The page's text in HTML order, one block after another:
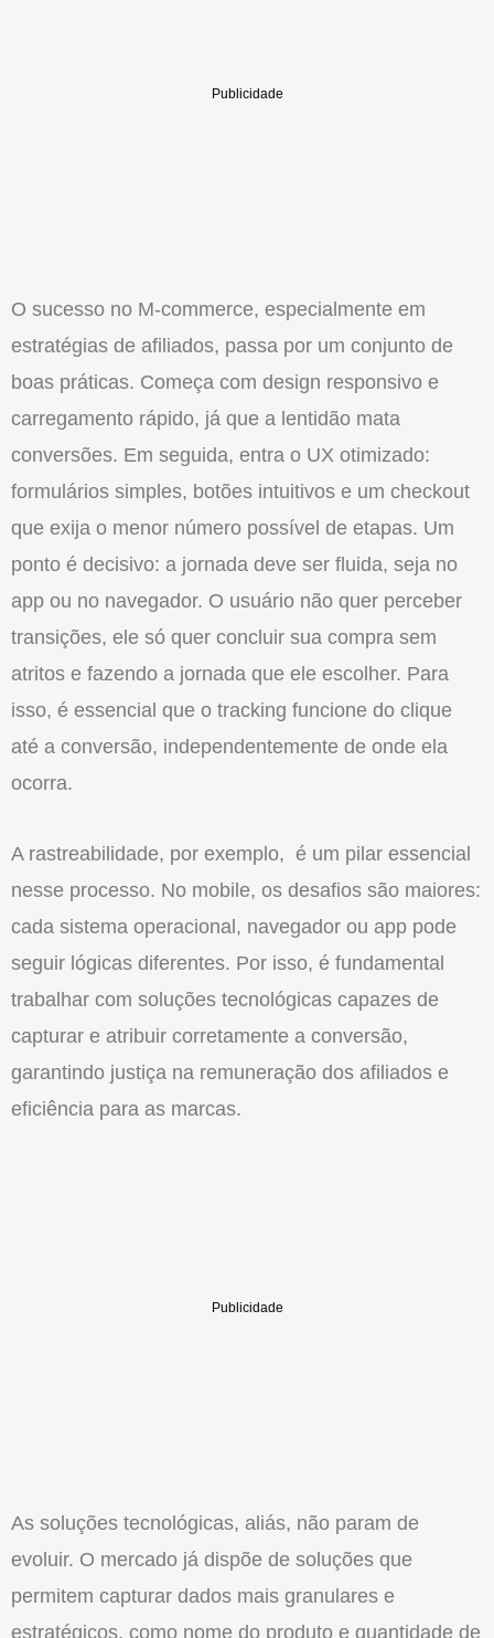
O sucesso no M-commerce, especialmente em
estratégias de afiliados, passa por um conjunto de
boas práticas. Começa com design responsivo e
carregamento rápido, já que a lentidão mata
conversões. Em seguida, entra o UX otimizado:
formulários simples, botões intuitivos e um checkout
que exija o menor número possível de etapas. Um
ponto é decisivo: a jornada deve ser fluida, seja no
app ou no navegador. O usuário não quer perceber
transições, ele só quer concluir sua compra sem
atritos e fazendo a jornada que ele escolher. Para
isso, é essencial que o tracking funcione do clique
até a conversão, independentemente de onde ela
ocorra.
A rastreabilidade, por exemplo, é um pilar essencial
nesse processo. No mobile, os desafios são maiores:
cada sistema operacional, navegador ou app pode
seguir lógicas diferentes. Por isso, é fundamental
trabalhar com soluções tecnológicas capazes de
capturar e atribuir corretamente a conversão,
garantindo justiça na remuneração dos afiliados e
eficiência para as marcas.
As soluções tecnológicas, aliás, não param de
evoluir. O mercado já dispõe de soluções que
permitem capturar dados mais granulares e
estratégicos, como nome do produto e quantidade de